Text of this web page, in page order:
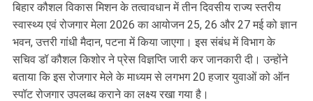
बिहार कौशल विकास मिशन के तत्वावधान में तीन दिवसीय राज्य स्तरीय
स्वास्थ्य एवं रोजगार मेला 2026 का आयोजन 25, 26 और 27 मई को ज्ञान
भवन, उत्तरी गांधी मैदान, पटना में किया जाएगा। इस संबंध में विभाग के
सचिव डॉ कौशल किशोर ने प्रेस विज्ञप्ति जारी कर जानकारी दी। उन्होंने
बताया कि इस रोजगार मेले के माध्यम से लगभग 20 हजार युवाओं को ऑन
स्पॉट रोजगार उपलब्ध कराने का लक्ष्य रखा गया है।